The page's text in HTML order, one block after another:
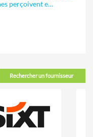
perçoivent e…
Rechercher un fournisseur